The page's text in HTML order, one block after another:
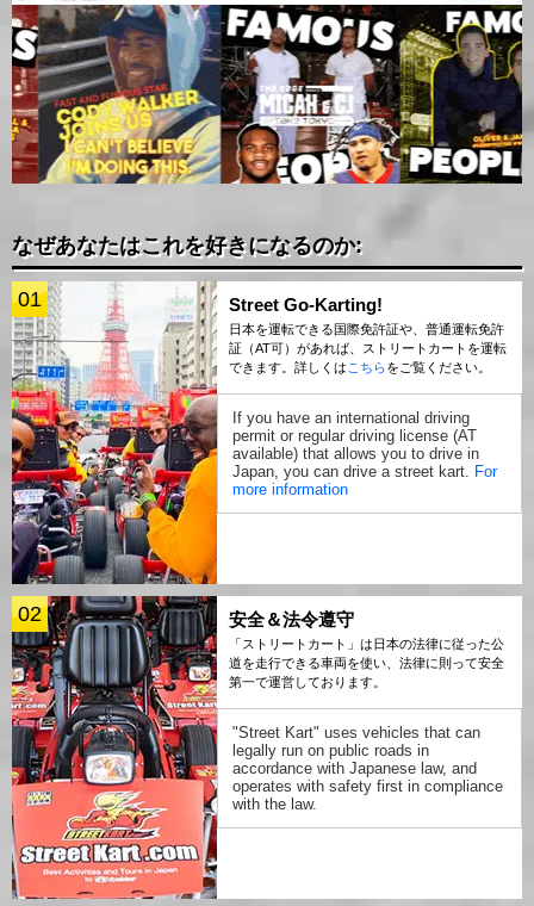
なぜあなたはこれを好きになるのか:
01 Street Go-Karting!
日本を運転できる国際免許証や、普通運転免許
証（AT可）があれば、ストリートカートを運転
できます。詳しくは こちらをご覧ください。
If you have an international driving
permit or regular driving license (AT
available) that allows you to drive in
Japan, you can drive a street kart. For
more information
02 安全＆法令遵守
「ストリートカート」は日本の法律に従った公
道を走行できる車両を使い、法律に則って安全
第一で運営しております。
"Street Kart" uses vehicles that can
legally run on public roads in
accordance with Japanese law, and
operates with safety first in compliance
with the law.